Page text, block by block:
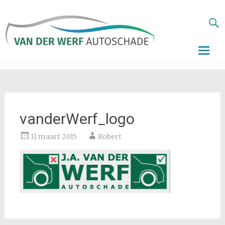
vanderWerf_logo
11 maart 2015 Robert